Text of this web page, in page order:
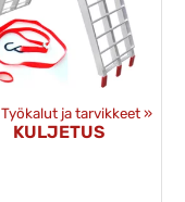
Työkalut ja tarvikkeet ‪»
KULJETUS